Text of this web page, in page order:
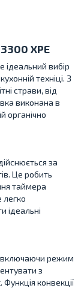
XPE
ідеальний вибір
техніці. З
страви, від
виконана в
органічно
за
Це робить
таймера
легко
ідеальні
включаючи режим
з
конвекції